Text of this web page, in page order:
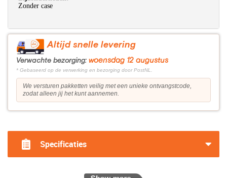
Zonder case
Altijd snelle levering
Verwachte bezorging: woensdag 12 augustus
* Gebaseerd op de verwerking en bezorging door PostNL.
We versturen pakketten veilig met een unieke ontvangstcode,
zodat alleen jij het kunt aannemen.
Specificaties